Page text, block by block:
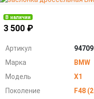
В наличии
3 500 ₽
Артикул
94709
Марка
BMW
Модель
X1
Поколение
F48